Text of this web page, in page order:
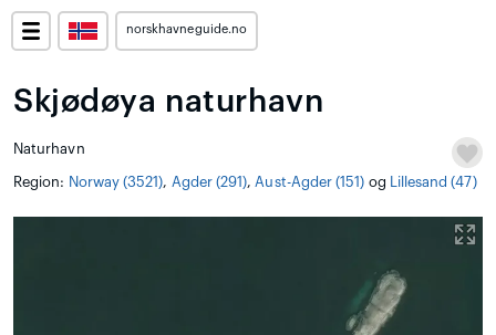
norskhavneguide.no
Skjødøya naturhavn
Naturhavn
Region: Norway (3521), Agder (291), Aust-Agder (151) og Lillesand (47)